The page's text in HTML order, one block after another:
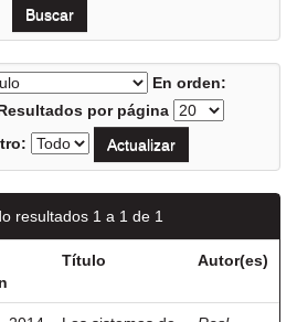
En orden:
por página
resultados 1 a 1 de 1
Título Autor(es)